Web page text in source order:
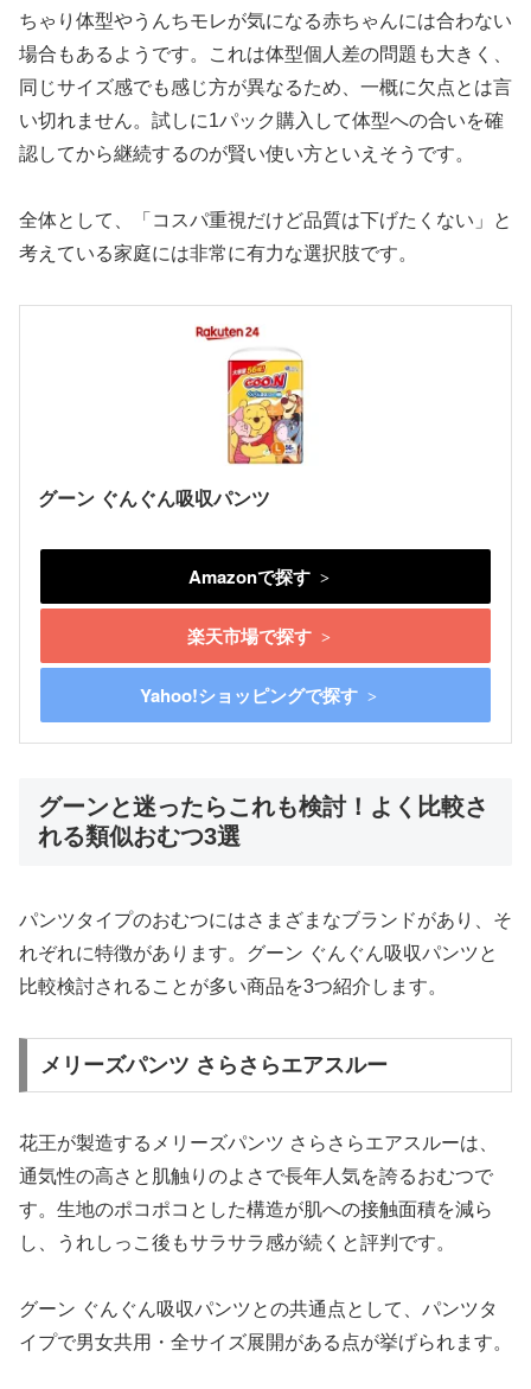
ちゃり体型やうんちモレが気になる赤ちゃんには合わない
場合もあるようです。これは体型個人差の問題も大きく、
同じサイズ感でも感じ方が異なるため、一概に欠点とは言
い切れません。試しに1パック購入して体型への合いを確
認してから継続するのが賢い使い方といえそうです。
全体として、「コスパ重視だけど品質は下げたくない」と
考えている家庭には非常に有力な選択肢です。
グーン ぐんぐん吸収パンツ
Amazonで探す
楽天市場で探す
Yahoo!ショッピングで探す
グーンと迷ったらこれも検討！よく比較さ
れる類似おむつ3選
パンツタイプのおむつにはさまざまなブランドがあり、そ
れぞれに特徴があります。グーン ぐんぐん吸収パンツと
比較検討されることが多い商品を3つ紹介します。
メリーズパンツ さらさらエアスルー
花王が製造するメリーズパンツ さらさらエアスルーは、
通気性の高さと肌触りのよさで長年人気を誇るおむつで
す。生地のポコポコとした構造が肌への接触面積を減ら
し、うれしっこ後もサラサラ感が続くと評判です。
グーン ぐんぐん吸収パンツとの共通点として、パンツタ
イプで男女共用・全サイズ展開がある点が挙げられます。